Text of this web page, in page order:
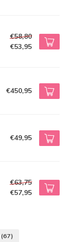
€58,80
€53,95
€450,95
€49,95
€63,75
€57,95
(67)